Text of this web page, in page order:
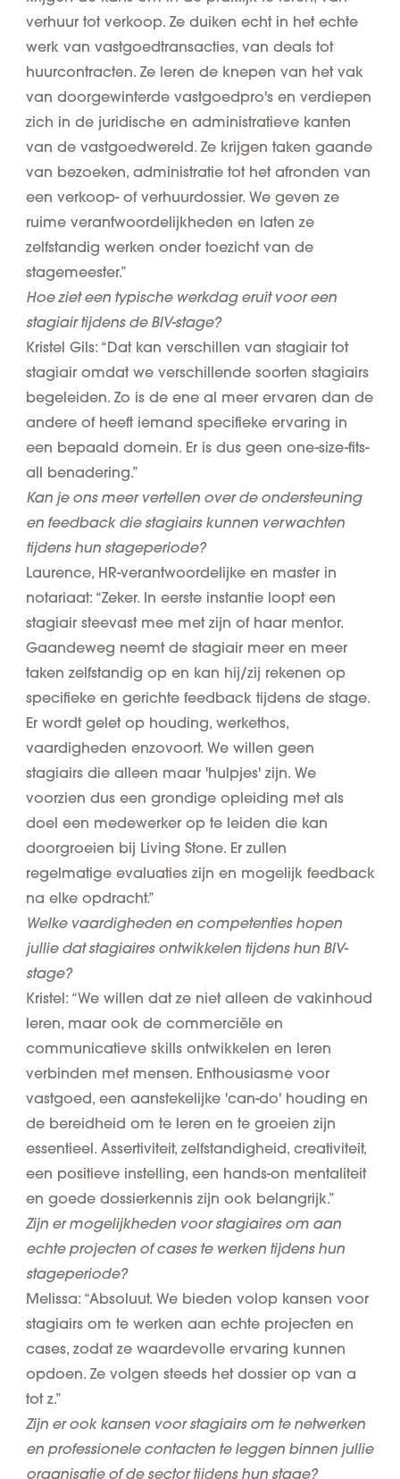
verhuur tot verkoop. Ze duiken echt in het echte
werk van vastgoedtransacties, van deals tot
huurcontracten. Ze leren de knepen van het vak
van doorgewinterde vastgoedpro's en verdiepen
zich in de juridische en administratieve kanten
van de vastgoedwereld. Ze krijgen taken gaande
van bezoeken, administratie tot het afronden van
een verkoop- of verhuurdossier. We geven ze
ruime verantwoordelijkheden en laten ze
zelfstandig werken onder toezicht van de
stagemeester.”
Hoe ziet een typische werkdag eruit voor een
stagiair tijdens de BIV-stage?
Kristel Gils: “Dat kan verschillen van stagiair tot
stagiair omdat we verschillende soorten stagiairs
begeleiden. Zo is de ene al meer ervaren dan de
andere of heeft iemand specifieke ervaring in
een bepaald domein. Er is dus geen one-size-fits-
all benadering.”
Kan je ons meer vertellen over de ondersteuning
en feedback die stagiairs kunnen verwachten
tijdens hun stageperiode?
Laurence, HR-verantwoordelijke en master in
notariaat: “Zeker. In eerste instantie loopt een
stagiair steevast mee met zijn of haar mentor.
Gaandeweg neemt de stagiair meer en meer
taken zelfstandig op en kan hij/zij rekenen op
specifieke en gerichte feedback tijdens de stage.
Er wordt gelet op houding, werkethos,
vaardigheden enzovoort. We willen geen
stagiairs die alleen maar 'hulpjes' zijn. We
voorzien dus een grondige opleiding met als
doel een medewerker op te leiden die kan
doorgroeien bij Living Stone. Er zullen
regelmatige evaluaties zijn en mogelijk feedback
na elke opdracht.”
Welke vaardigheden en competenties hopen
jullie dat stagiaires ontwikkelen tijdens hun BIV-
stage?
Kristel: “We willen dat ze niet alleen de vakinhoud
leren, maar ook de commerciële en
communicatieve skills ontwikkelen en leren
verbinden met mensen. Enthousiasme voor
vastgoed, een aanstekelijke 'can-do' houding en
de bereidheid om te leren en te groeien zijn
essentieel. Assertiviteit, zelfstandigheid, creativiteit,
een positieve instelling, een hands-on mentaliteit
en goede dossierkennis zijn ook belangrijk.”
Zijn er mogelijkheden voor stagiaires om aan
echte projecten of cases te werken tijdens hun
stageperiode?
Melissa: “Absoluut. We bieden volop kansen voor
stagiairs om te werken aan echte projecten en
cases, zodat ze waardevolle ervaring kunnen
opdoen. Ze volgen steeds het dossier op van a
tot z.”
Zijn er ook kansen voor stagiairs om te netwerken
en professionele contacten te leggen binnen jullie
organisatie of de sector tijdens hun stage?